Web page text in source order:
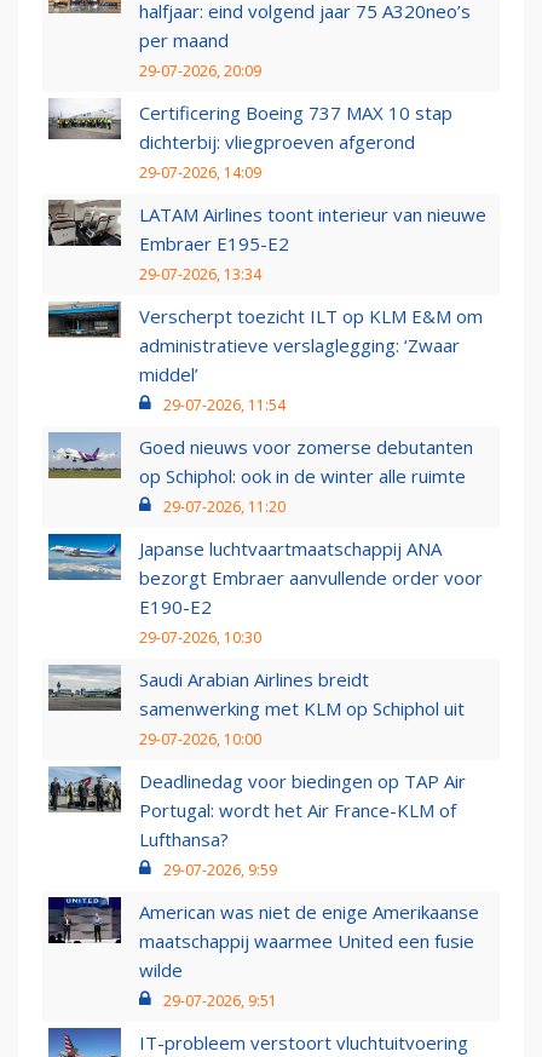
halfjaar: eind volgend jaar 75 A320neo’s
per maand
29-07-2026, 20:09
Certificering Boeing 737 MAX 10 stap
dichterbij: vliegproeven afgerond
29-07-2026, 14:09
LATAM Airlines toont interieur van nieuwe
Embraer E195-E2
29-07-2026, 13:34
Verscherpt toezicht ILT op KLM E&M om
administratieve verslaglegging: ‘Zwaar
middel’
29-07-2026, 11:54
Goed nieuws voor zomerse debutanten
op Schiphol: ook in de winter alle ruimte
29-07-2026, 11:20
Japanse luchtvaartmaatschappij ANA
bezorgt Embraer aanvullende order voor
E190-E2
29-07-2026, 10:30
Saudi Arabian Airlines breidt
samenwerking met KLM op Schiphol uit
29-07-2026, 10:00
Deadlinedag voor biedingen op TAP Air
Portugal: wordt het Air France-KLM of
Lufthansa?
29-07-2026, 9:59
American was niet de enige Amerikaanse
maatschappij waarmee United een fusie
wilde
29-07-2026, 9:51
IT-probleem verstoort vluchtuitvoering